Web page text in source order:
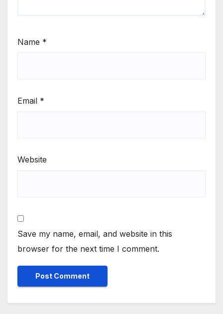
Name *
Email *
Website
Save my name, email, and website in this
browser for the next time I comment.